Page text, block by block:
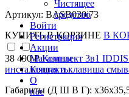
Чистящее
средство
Войти
Регистрация
Акции
Магазины
Контакты
О
нас
Артикул: BASB030i73
КУПИТЬ В КОРЗИНЕ В
38 490 РКомплект 3в1 IDDIS
инсталляция и клавиша
Габариты (Д Ш В Г):